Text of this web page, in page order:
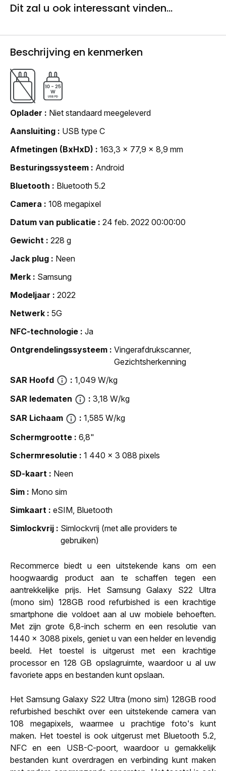
Dit zal u ook interessant vinden...
Beschrijving en kenmerken
Oplader
Niet standaard meegeleverd
Aansluiting
USB type C
Afmetingen (BxHxD)
163,3 x 77,9 x 8,9 mm
Besturingssysteem
Android
Bluetooth
Bluetooth 5.2
Camera
108 megapixel
Datum van publicatie
24 feb. 2022 00:00:00
Gewicht
228 g
Jack plug
Neen
Merk
Samsung
Modeljaar
2022
Netwerk
5G
NFC-technologie
Ja
Ontgrendelingssysteem
Vingerafdrukscanner,
Gezichtsherkenning
SAR Hoofd
1,049 W/kg
SAR ledematen
3,18 W/kg
SAR Lichaam
1,585 W/kg
Schermgrootte
6,8"
Schermresolutie
1 440 x 3 088 pixels
SD-kaart
Neen
Sim
Mono sim
Simkaart
eSIM, Bluetooth
Simlockvrij
Simlockvrij (met alle providers te
gebruiken)
Recommerce biedt u een uitstekende kans om een
hoogwaardig product aan te schaffen tegen een
aantrekkelijke prijs. Het Samsung Galaxy S22 Ultra
(mono sim) 128GB rood refurbished is een krachtige
smartphone die voldoet aan al uw mobiele behoeften.
Met zijn grote 6,8-inch scherm en een resolutie van
1440 x 3088 pixels, geniet u van een helder en levendig
beeld. Het toestel is uitgerust met een krachtige
processor en 128 GB opslagruimte, waardoor u al uw
favoriete apps en bestanden kunt opslaan.
Het Samsung Galaxy S22 Ultra (mono sim) 128GB rood
refurbished beschikt over een uitstekende camera van
108 megapixels, waarmee u prachtige foto's kunt
maken. Het toestel is ook uitgerust met Bluetooth 5.2,
NFC en een USB-C-poort, waardoor u gemakkelijk
bestanden kunt overdragen en verbinding kunt maken